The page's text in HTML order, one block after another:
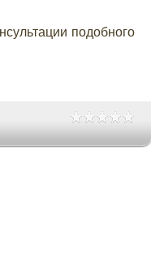
подобного